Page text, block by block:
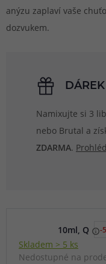
anýzu zaplaví vaše
dozvukem.
DÁREK
Namixujte si 3
nebo Brutal a
ZDARMA.
10ml, Q -
Skladem > 5 ks
Nedostupné na